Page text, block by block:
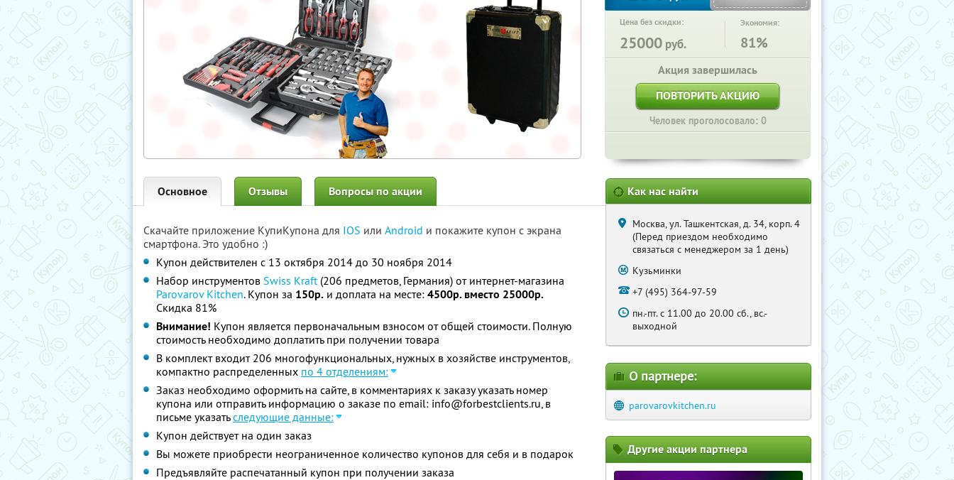
Цена без скидки:
25000 руб.
Экономия:
81%
Акция завершилась
ПОВТОРИТЬ АКЦИЮ
Человек проголосовало: 0
Основное Отзывы Вопросы по акции
Скачайте приложение КупиКупона для IOS или Android и покажите купон с экрана
смартфона. Это удобно :)
Купон действителен с 13 октября 2014 до 30 ноября 2014
Набор инструментов Swiss Kraft(206 предметов, Германия) от интернет-магазина
Parovarov Kitchen. Купон за 150р. и доплата на месте: 4500р. вместо 25000р.
Скидка 81%
Внимание! Купон является первоначальным взносом от общей стоимости. Полную
стоимость необходимо доплатить при получении товара
В комплект входит 206 многофункциональных, нужных в хозяйстве инструментов,
компактно распределенных по 4 отделениям:
Заказ необходимо оформить на сайте, в комментариях к заказу указать номер
купона или отправить информацию о заказе по email: info@forbestclients.ru, в
письме указатьследующие данные:
Купон действует на один заказ
Вы можете приобрести неограниченное количество купонов для себя и в подарок
Предъявляйте распечатанный купон при получении заказа
Как нас найти
Москва, ул. Ташкентская, д. 34, корп. 4
(Перед приездом необходимо
связаться с менеджером за 1 день)
Кузьминки
+7 (495) 364-97-59
пн.-пт. с 11.00 до 20.00 сб., вс.-
выходной
О партнере:
parovarovkitchen.ru
Другие акции партнера